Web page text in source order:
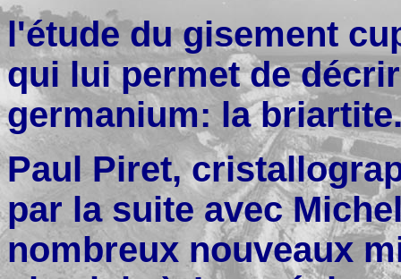
l'étude du gisement
qui lui permet de
germanium: la
Paul Piret,
par la suite avec
nombreux nouveaux